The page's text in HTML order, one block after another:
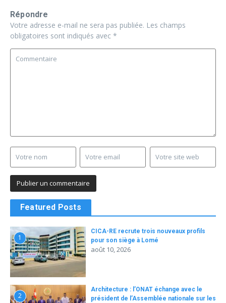
Répondre
Votre adresse e-mail ne sera pas publiée. Les champs
obligatoires sont indiqués avec *
Featured Posts
1
CICA-RE recrute trois nouveaux profils
pour son siège à Lomé
août 10, 2026
2
Architecture : l’ONAT échange avec le
président de l’Assemblée nationale sur les